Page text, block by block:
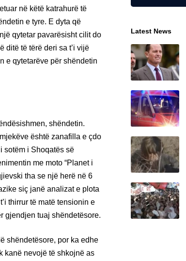
në këtë katrahurë të
e tyre. E dyta që
qytetar pavarësisht cilit do
ditë të tërë deri sa t’i vijë
e qytetarëve për shëndetin
shëndetin.
është zanafilla e çdo
sotëm i Shoqatës së
me moto “Planet i
tha se një herë në 6
siç janë analizat e plota
thirrur të matë tensionin e
gjendjen tuaj shëndetësore.
shëndetësore, por ka edhe
kanë nevojë të shkojnë as
Latest News